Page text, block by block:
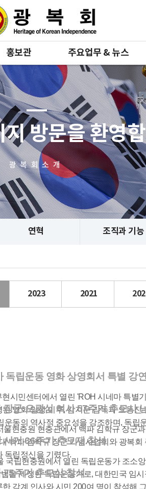
홍보관 주요업무 & 뉴스
방문을 환영
광복회소개
연혁 조직과 기능
2023 2021
독립운동 영화 상영회서 특별 강연
시민센터에서 열린 'ROH 시네마 특별
영화 밀정 이후, 김지운 감독과 오동진
운동의 역사적 중요성을 강조하며, 독립
군·오광심 여사 57주기 추모사
울현충원 현충관에서 백파 김학규 장군
백파 김학규 장군 기념사업회와 광복회
독립정신을 기렸다.
거 66주기 추모제 참석
국립현충원에서 열린 독립운동가 조소
을 제정한 독립운동가로, 대한민국 임
각계 인사와 시민 200여 명이 참석해
주기 추모식 참석